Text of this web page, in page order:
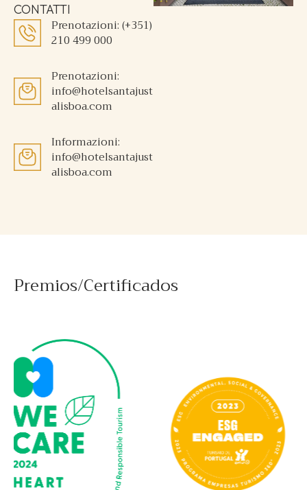
CONTATTI
Prenotazioni: (+351)
210 499 000
Prenotazioni:
info@hotelsantajust
alisboa.com
Informazioni:
info@hotelsantajust
alisboa.com
Premios/Certificados